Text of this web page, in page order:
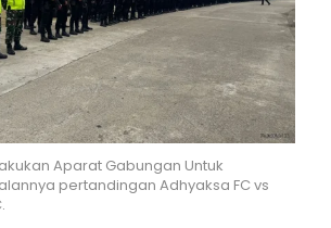
Aparat Gabungan Untuk
pertandingan Adhyaksa FC vs